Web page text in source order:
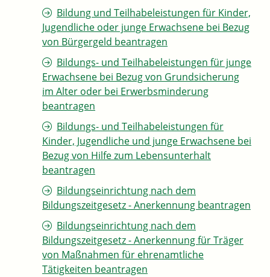
Bildung und Teilhabeleistungen für Kinder,
Jugendliche oder junge Erwachsene bei Bezug
von Bürgergeld beantragen
Bildungs- und Teilhabeleistungen für junge
Erwachsene bei Bezug von Grundsicherung
im Alter oder bei Erwerbsminderung
beantragen
Bildungs- und Teilhabeleistungen für
Kinder, Jugendliche und junge Erwachsene bei
Bezug von Hilfe zum Lebensunterhalt
beantragen
Bildungseinrichtung nach dem
Bildungszeitgesetz - Anerkennung beantragen
Bildungseinrichtung nach dem
Bildungszeitgesetz - Anerkennung für Träger
von Maßnahmen für ehrenamtliche
Tätigkeiten beantragen